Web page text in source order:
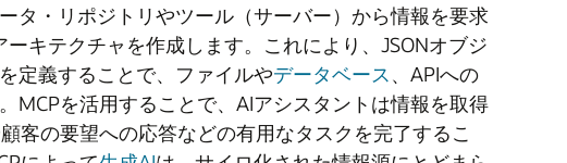
タ・リポジトリやツール（サーバー）から情報を要求
キテクチャを作成します。これにより、JSONオブジ
定義することで、ファイルやデータベース、APIへの
MCPを活用することで、AIアシスタントは情報を取得
客の要望への応答などの有用なタスクを完了するこ